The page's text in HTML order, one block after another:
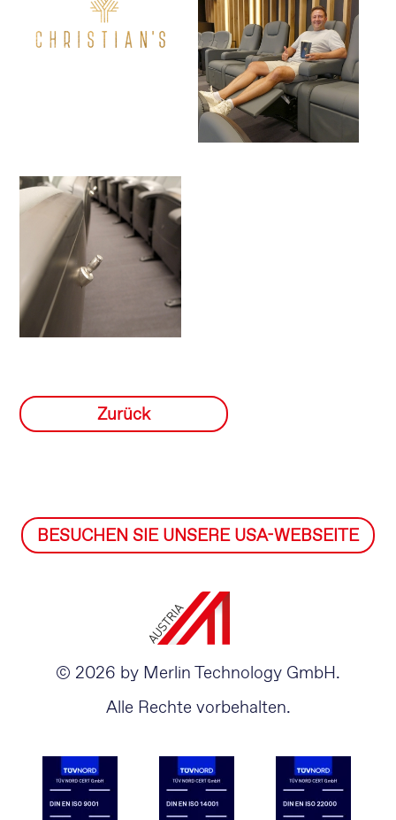
Zurück
BESUCHEN SIE UNSERE USA-WEBSEITE
© 2026 by Merlin Technology GmbH.
Alle Rechte vorbehalten.